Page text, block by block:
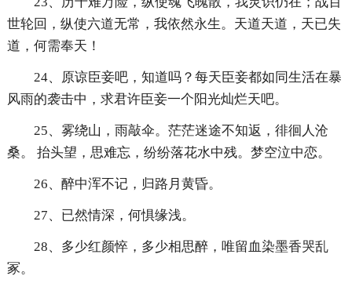
世轮回，纵使六道无常，我依然永生。天道天道，天已失
道，何需奉天！
24、原谅臣妾吧，知道吗？每天臣妾都如同生活在暴
风雨的袭击中，求君许臣妾一个阳光灿烂天吧。
25、雾绕山，雨敲伞。茫茫迷途不知返，徘徊人沧
桑。 抬头望，思难忘，纷纷落花水中残。梦空泣中恋。
26、醉中浑不记，归路月黄昏。
27、已然情深，何惧缘浅。
28、多少红颜悴，多少相思醉，唯留血染墨香哭乱
冢。